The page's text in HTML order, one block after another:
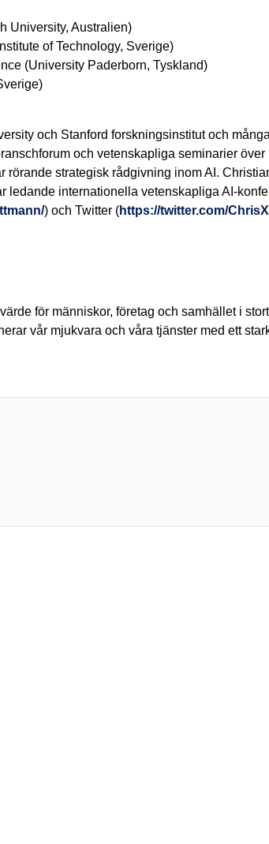
University, Australien)
of Technology, Sverige)
(University Paderborn, Tyskland)
och Stanford forskningsinstitut och
och vetenskapliga seminarier
strategisk rådgivning inom AI.
ledande internationella vetenskapliga AI-
) och Twitter (https://twitter.com/
för människor, företag och samhället i
vår mjukvara och våra tjänster med ett